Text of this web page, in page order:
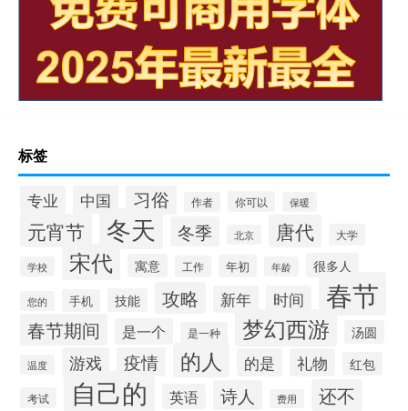
标签
专业 中国 习俗 作者 你可以 保暖
元宵节 冬天 冬季 北京 唐代 大学
学校 宋代 寓意 工作 年初 年龄 很多人
您的 手机 技能 攻略 新年 时间 春节
春节期间 是一个 是一种 梦幻西游 汤圆
温度 游戏 疫情 的人 的是 礼物 红包
考试 自己的 英语 诗人 费用 还不